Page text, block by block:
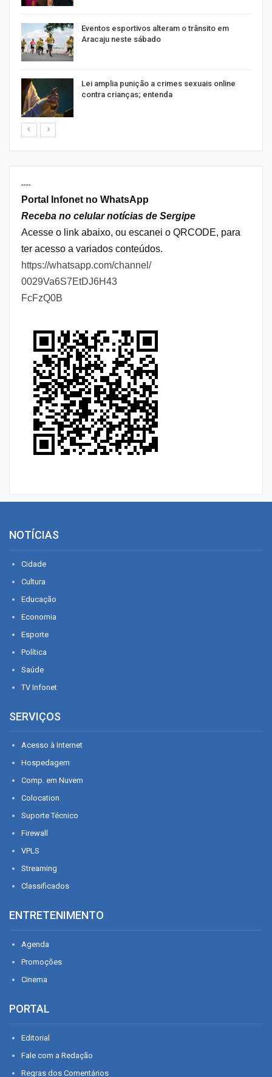
Eventos esportivos alteram o trânsito em
Aracaju neste sábado
Lei amplia punição a crimes sexuais online
contra crianças; entenda
----
Portal Infonet no WhatsApp
Receba no celular notícias de Sergipe
Acesse o link abaixo, ou escanei o QRCODE, para
ter acesso a variados conteúdos.
https://whatsapp.com/channel/
0029Va6S7EtDJ6H43
FcFzQ0B
NOTÍCIAS
Cidade
Cultura
Educação
Economia
Esporte
Política
Saúde
TV Infonet
SERVIÇOS
Acesso à Internet
Hospedagem
Comp. em Nuvem
Colocation
Suporte Técnico
Firewall
VPLS
Streaming
Classificados
ENTRETENIMENTO
Agenda
Promoções
Cinema
PORTAL
Editorial
Fale com a Redação
Regras dos Comentários